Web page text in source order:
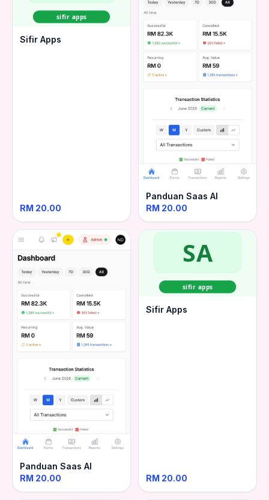
sifir apps
Sifir Apps
RM 20.00
Panduan Saas AI
RM 20.00
Panduan Saas AI
RM 20.00
SA
sifir apps
Sifir Apps
RM 20.00